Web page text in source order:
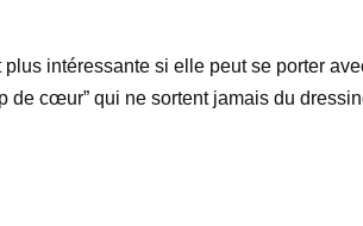
intéressante si elle peut se porter
de cœur” qui ne sortent jamais du